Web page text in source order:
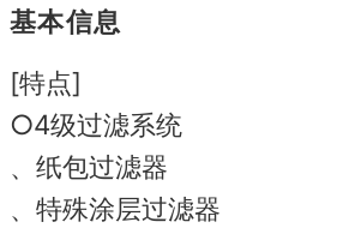
基本信息
[特点]
○4级过滤系统
、纸包过滤器
、特殊涂层过滤器